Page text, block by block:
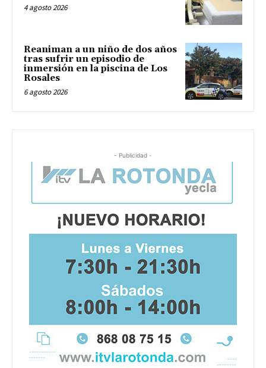
4 agosto 2026
Reaniman a un niño de dos años
tras sufrir un episodio de
inmersión en la piscina de Los
Rosales
6 agosto 2026
- Publicidad -